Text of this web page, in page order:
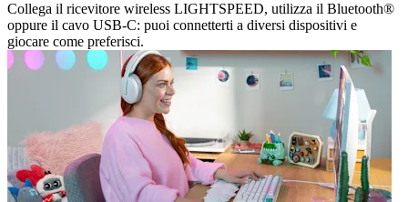
Collega il ricevitore wireless LIGHTSPEED, utilizza il Bluetooth®
oppure il cavo USB-C: puoi connetterti a diversi dispositivi e
giocare come preferisci.